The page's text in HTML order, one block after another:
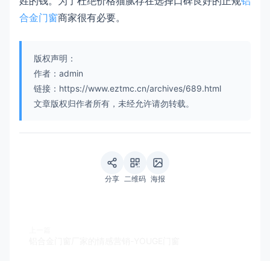
合金门窗商家很有必要。
版权声明：
作者：admin
链接：https://www.eztmc.cn/archives/689.html
文章版权归作者所有，未经允许请勿转载。
分享 二维码 海报